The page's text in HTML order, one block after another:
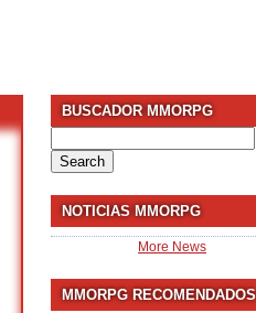
BUSCADOR MMORPG
for:
NOTICIAS MMORPG
More News
MMORPG RECOMENDADOS